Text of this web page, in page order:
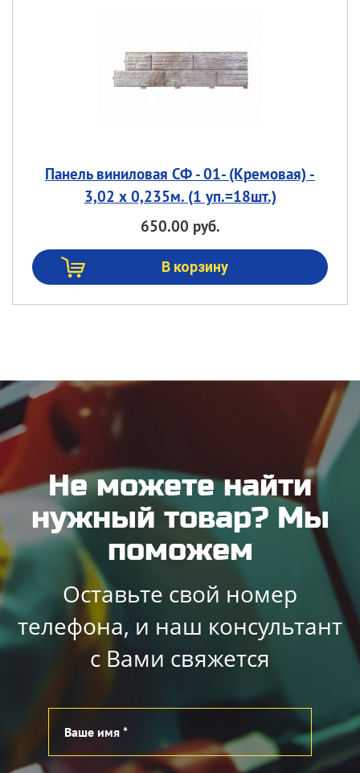
Панель виниловая СФ - 01- (Кремовая) -
3,02 х 0,235м. (1 уп.=18шт.)
650.00 руб.
Не можете найти
нужный товар? Мы
поможем